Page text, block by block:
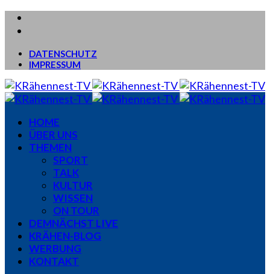
DATENSCHUTZ
IMPRESSUM
HOME
ÜBER UNS
THEMEN
SPORT
TALK
KULTUR
WISSEN
ON TOUR
DEMNÄCHST LIVE
KRÄHEN-BLOG
WERBUNG
KONTAKT